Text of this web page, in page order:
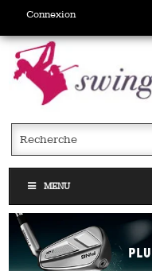
Connexion
MENU